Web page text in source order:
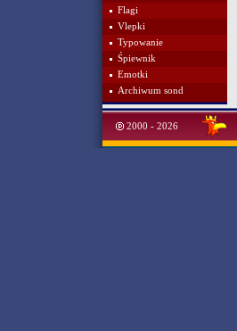
Flagi
Vlepki
Typowanie
Śpiewnik
Emotki
Archiwum sond
2000 - 2026